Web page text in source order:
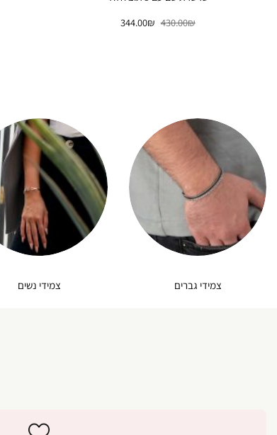
430.00₪ המחיר
המקורי
344.00₪ המחיר
צמידי גברים צמידי נשים